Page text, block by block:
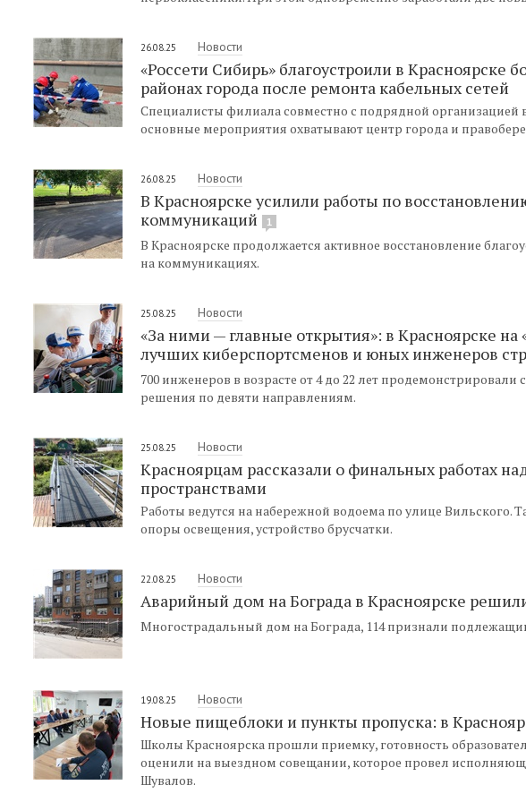
26.08.25 Новости
«Россети Сибирь» благоустроили в Красноярске
районах города после ремонта кабельных сетей
Специалисты филиала совместно с подрядной организацией
основные мероприятия охватывают центр города и
26.08.25 Новости
В Красноярске усилили работы по
коммуникаций
1
В Красноярске продолжается активное восстановление
на коммуникациях.
25.08.25 Новости
«За ними — главные открытия»: в Красноярске
лучших киберспортсменов и юных инженеров
700 инженеров в возрасте от 4 до 22 лет
решения по девяти направлениям.
25.08.25 Новости
Красноярцам рассказали о финальных работах
пространствами
Работы ведутся на набережной водоема по улице Вильского.
опоры освещения, устройство брусчатки.
22.08.25 Новости
Аварийный дом на Бограда в Красноярске
Многострадальный дом на Бограда, 114 признали
19.08.25 Новости
Новые пищеблоки и пункты пропуска: в
Школы Красноярска прошли приемку, готовность
оценили на выездном совещании, которое провел
Шувалов.